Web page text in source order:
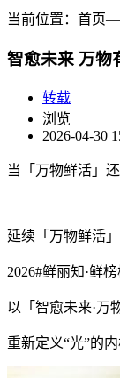
当前位置： 首页―
智愈未来 万物
转载
浏览
2026-04-30
当「万物鲜活」
延续「万物鲜活
2026#鲜丽知·鲜
以「智愈未来·万
重新定义“光”的